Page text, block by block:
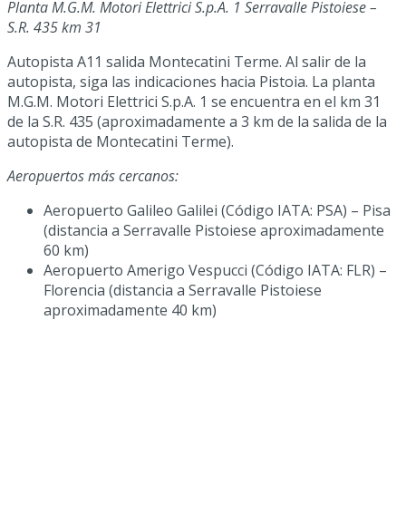
Planta M.G.M. Motori Elettrici S.p.A. 1 Serravalle Pistoiese –
S.R. 435 km 31
Autopista A11 salida Montecatini Terme. Al salir de la
autopista, siga las indicaciones hacia Pistoia. La planta
M.G.M. Motori Elettrici S.p.A. 1 se encuentra en el km 31
de la S.R. 435 (aproximadamente a 3 km de la salida de la
autopista de Montecatini Terme).
Aeropuertos más cercanos:
Aeropuerto Galileo Galilei (Código IATA: PSA) – Pisa
(distancia a Serravalle Pistoiese aproximadamente
60 km)
Aeropuerto Amerigo Vespucci (Código IATA: FLR) –
Florencia (distancia a Serravalle Pistoiese
aproximadamente 40 km)